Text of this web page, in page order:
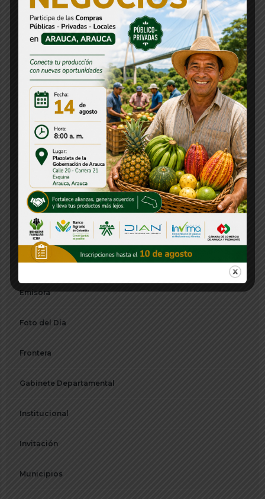
Citación
Concurso
Concurso CNSC
Consejos Departamentales
Convocatorias
Decreto
Departamentos
Directorio
Emisora
Foto del Día
Frontera
Gabinete Departamental
Institucional
Invitación
Municipios